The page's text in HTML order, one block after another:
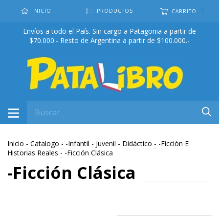
INICIO PRODUCTOS CARRITO
Envíos a todo el País. Sin cargo a Patagonia a partir de
$70.000.- Resto de Argentina a partir de $100.000.-
Inicio - Catalogo - -Infantil - Juvenil - Didáctico - -Ficción E
Historias Reales - -Ficción Clásica
-Ficción Clásica